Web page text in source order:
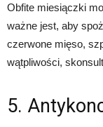
Obfite miesiączki
ważne jest, aby
czerwone mięso,
wątpliwości,
5.